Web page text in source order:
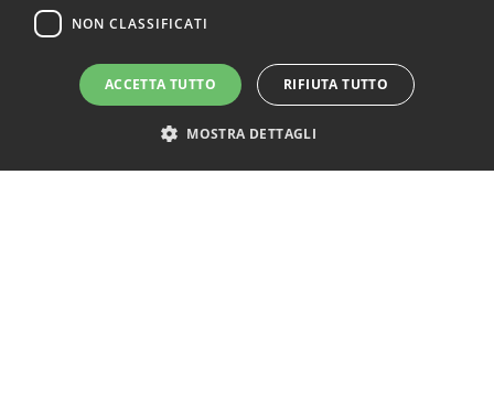
NON CLASSIFICATI
ACCETTA TUTTO RIFIUTA TUTTO
MOSTRA DETTAGLI